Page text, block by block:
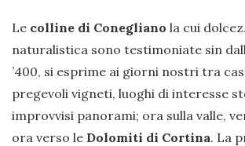
Le colline di Conegliano la cui
naturalistica sono testimoniate sin
’400, si esprime ai giorni nostri tra
pregevoli vigneti, luoghi di interesse
improvvisi panorami; ora sulla valle,
ora verso le Dolomiti di Cortina. La